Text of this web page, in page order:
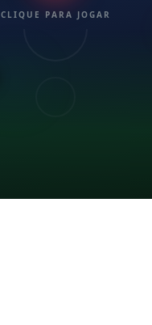
CLIQUE PARA JOGAR